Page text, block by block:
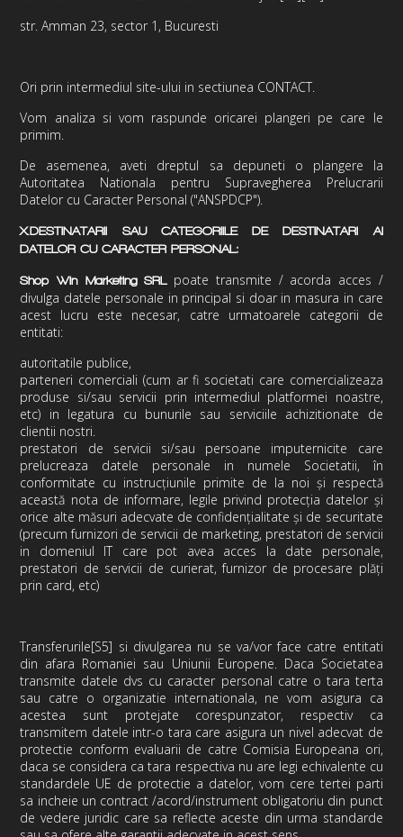
str. Amman 23, sector 1, Bucuresti
Ori prin intermediul site-ului in sectiunea CONTACT.
Vom analiza si vom raspunde oricarei plangeri pe care le
primim.
De asemenea, aveti dreptul sa depuneti o plangere la
Autoritatea Nationala pentru Supravegherea Prelucrarii
Datelor cu Caracter Personal ("ANSPDCP").
X.DESTINATARII SAU CATEGORIILE DE DESTINATARI AI
DATELOR CU CARACTER PERSONAL:
Shop Win Marketing SRL poate transmite / acorda acces /
divulga datele personale in principal si doar in masura in care
acest lucru este necesar, catre urmatoarele categorii de
entitati:
autoritatile publice,
parteneri comerciali (cum ar fi societati care comercializeaza
produse si/sau servicii prin intermediul platformei noastre,
etc) in legatura cu bunurile sau serviciile achizitionate de
clientii nostri.
prestatori de servicii si/sau persoane imputernicite care
prelucreaza datele personale in numele Societatii, în
conformitate cu instrucțiunile primite de la noi și respectă
această nota de informare, legile privind protecția datelor și
orice alte măsuri adecvate de confidențialitate și de securitate
(precum furnizori de servicii de marketing, prestatori de servicii
in domeniul IT care pot avea acces la date personale,
prestatori de servicii de curierat, furnizor de procesare plăți
prin card, etc)
Transferurile[S5] si divulgarea nu se va/vor face catre entitati
din afara Romaniei sau Uniunii Europene. Daca Societatea
transmite datele dvs cu caracter personal catre o tara terta
sau catre o organizatie internationala, ne vom asigura ca
acestea sunt protejate corespunzator, respectiv ca
transmitem datele intr-o tara care asigura un nivel adecvat de
protectie conform evaluarii de catre Comisia Europeana ori,
daca se considera ca tara respectiva nu are legi echivalente cu
standardele UE de protectie a datelor, vom cere tertei parti
sa incheie un contract /acord/instrument obligatoriu din punct
de vedere juridic care sa reflecte aceste din urma standarde